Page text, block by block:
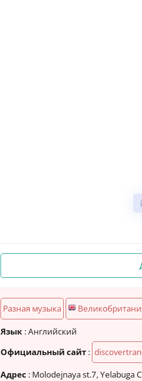
Разная музыка
Язык : Английский
Официальный сайт :
Адрес : Molodejnaya st.7, Yelabuga